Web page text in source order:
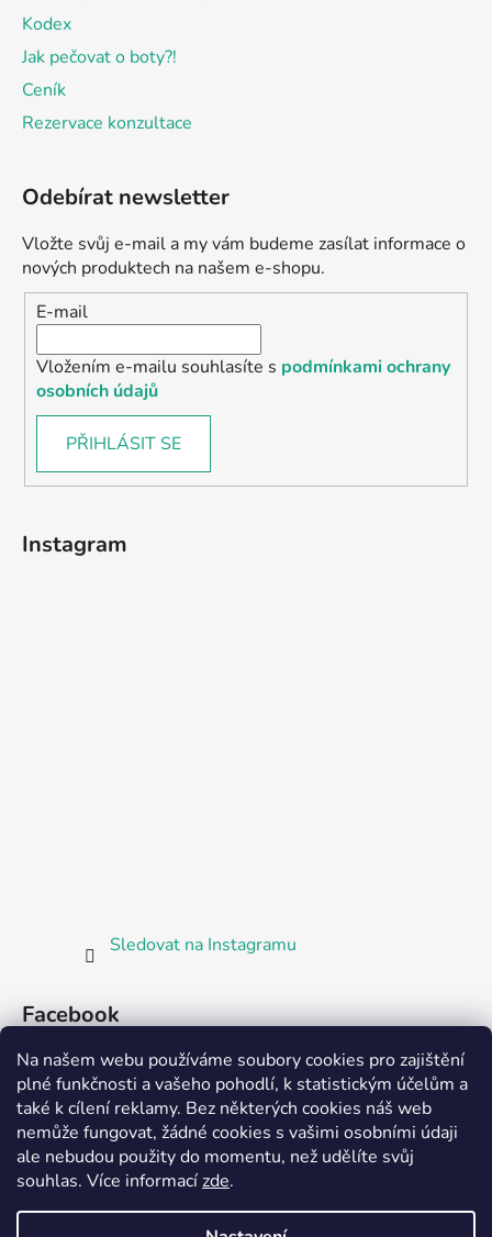
Na našem webu používáme soubory cookies pro zajištění
plné funkčnosti a vašeho pohodlí, k statistickým účelům a
také k cílení reklamy. Bez některých cookies náš web
nemůže fungovat, žádné cookies s vašimi osobními údaji
ale nebudou použity do momentu, než udělíte svůj
souhlas. Více informacízde.
Kodex
Jak pečovat o boty?!
Ceník
Rezervace konzultace
Odebírat newsletter
Vložte svůj e-mail a my vám budeme zasílat informace o
nových produktech na našem e-shopu.
E-mail
Vložením e-mailu souhlasíte s podmínkami ochrany
osobních údajů
PŘIHLÁSIT SE
Instagram
Sledovat na Instagramu
Facebook
Partnerská prodejna Barefoot Plzeň